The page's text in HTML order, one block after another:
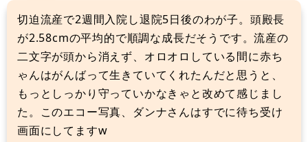
切迫流産で2週間入院し退院5日後のわが子。頭殿長
が2.58cmの平均的で順調な成長だそうです。流産の
二文字が頭から消えず、オロオロしている間に赤ち
ゃんはがんばって生きていてくれたんだと思うと、
もっとしっかり守っていかなきゃと改めて感じまし
た。このエコー写真、ダンナさんはすでに待ち受け
画面にしてますw